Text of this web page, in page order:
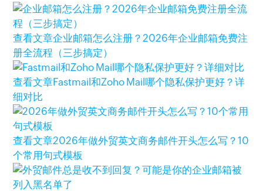
查看文章企业邮箱怎么注册？2026年企业邮箱免费注
册全流程（三步搞定）
查看文章Fastmail和Zoho Mail哪个隐私保护更好？详
细对比
查看文章2026年做外贸英文商务邮件开头怎么写？10
个常用句式模板